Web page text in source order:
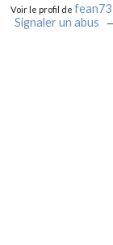
Voir le profil defean73
Signaler un abus